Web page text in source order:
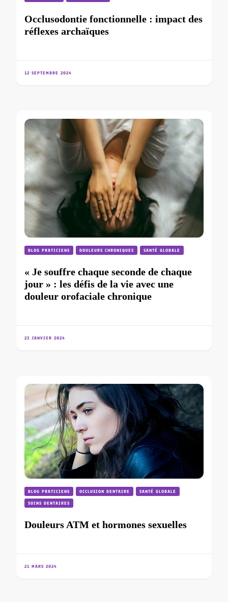
Occlusodontie fonctionnelle : impact des
réflexes archaïques
12 SEPTEMBRE 2024
BLOG PRATICIENS DOULEURS CHRONIQUES SANTÉ GLOBALE
« Je souffre chaque seconde de chaque
jour » : les défis de la vie avec une
douleur orofaciale chronique
23 JANVIER 2024
BLOG PRATICIENS OCCLUSION DENTAIRE SANTÉ GLOBALE
SOINS DENTAIRES
Douleurs ATM et hormones sexuelles
21 MARS 2024